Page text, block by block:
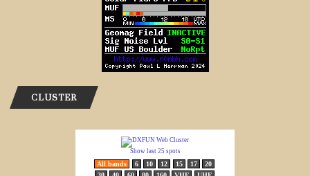
CLUSTER